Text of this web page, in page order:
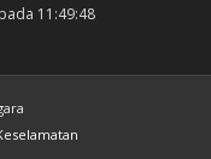
11:49:48